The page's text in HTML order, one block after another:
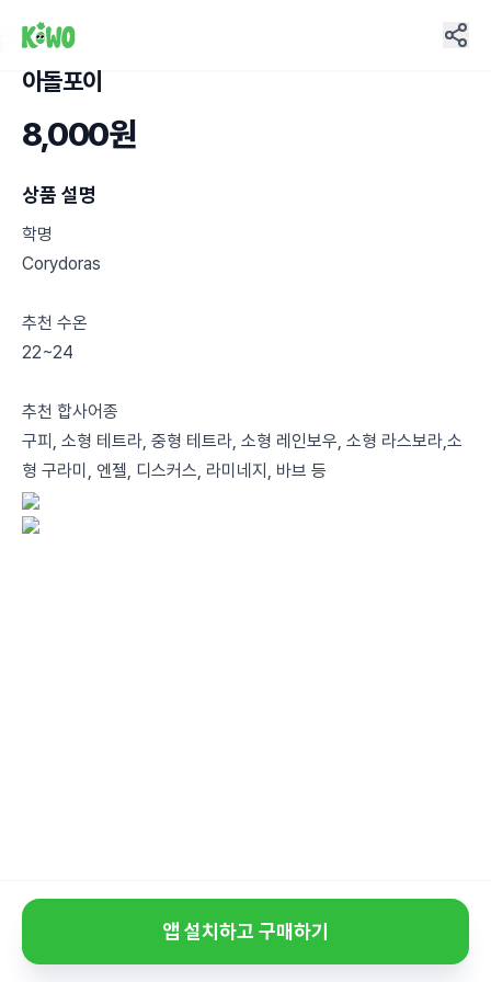
아돌포이
8,000원
상품 설명
학명
Corydoras
추천 수온
22~24
추천 합사어종
구피, 소형 테트라, 중형 테트라, 소형 레인보우, 소형 라스보라,소
형 구라미, 엔젤, 디스커스, 라미네지, 바브 등
앱 설치하고 구매하기